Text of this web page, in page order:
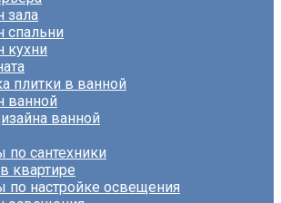
зала
спальни
кухни
плитки в ванной
ванной
ванной
по сантехники
квартире
по настройке освещения